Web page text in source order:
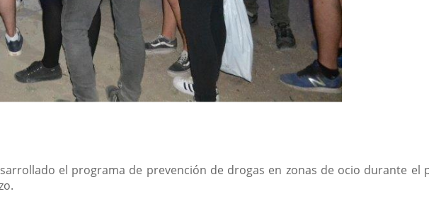
el programa de prevención de drogas en zonas de ocio durante el